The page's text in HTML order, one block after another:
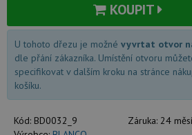
KOUPIT
U tohoto dřezu je možné vyvrtat otvor
dle přání zákazníka. Umístění otvoru
specifikovat v dalším kroku na stránce
košíku.
Kód: BD0032_9 Záruka:24